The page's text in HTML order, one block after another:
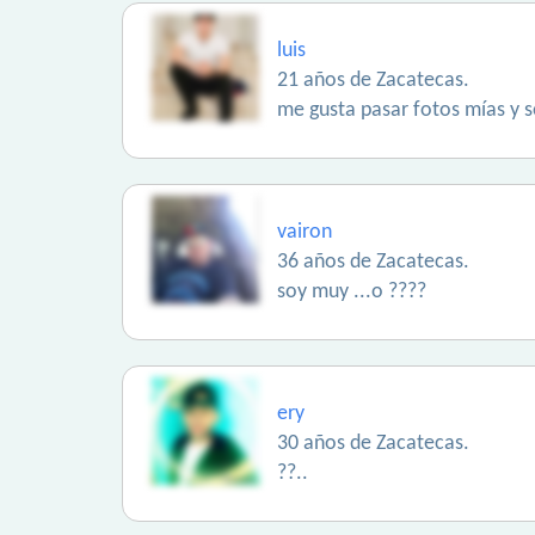
luis
21 años de Zacatecas.
me gusta pasar fotos mías y
vairon
36 años de Zacatecas.
soy muy ...o ????
ery
30 años de Zacatecas.
??..